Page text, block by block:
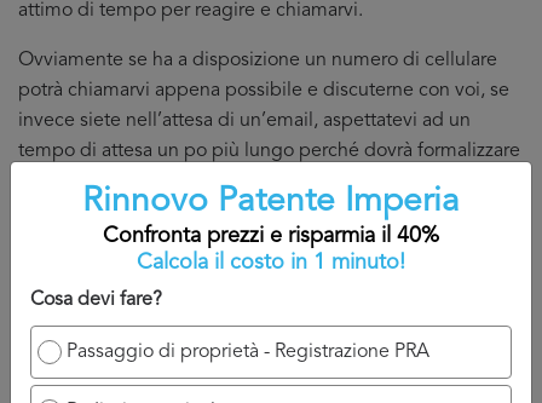
attimo di tempo per reagire e chiamarvi.
Ovviamente se ha a disposizione un numero di cellulare
potrà chiamarvi appena possibile e discuterne con voi, se
invece siete nell’attesa di un’email, aspettatevi ad un
tempo di attesa un po più lungo perché dovrà formalizzare
la risposta per Rinnovo Patente Imperia.
Rinnovo Patente Imperia
Confronta prezzi e risparmia il 40%
Calcola il costo in 1 minuto!
Cosa devi fare?
Passaggio di proprietà - Registrazione PRA